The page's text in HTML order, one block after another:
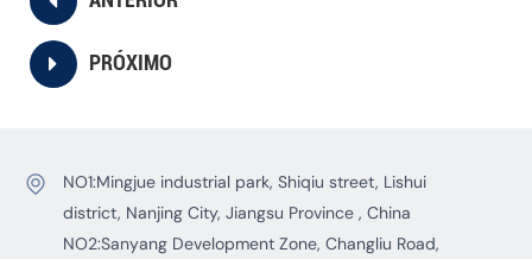
PRÓXIMO
NO1:Mingjue industrial park, Shiqiu street, Lishui
district, Nanjing City, Jiangsu Province , China
NO2:Sanyang Development Zone, Changliu Road,